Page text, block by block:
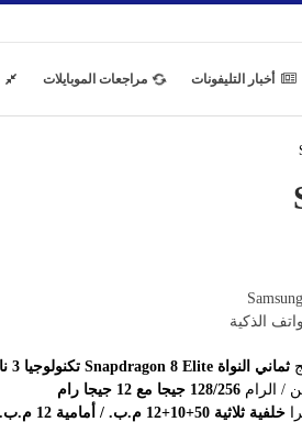
أخبار التليفونات مراجعات الموبايلات
Samsung
الذكية
ثماني النواة Snapdragon 8 Elite تكنولوجيا 3 نانو
/ الرام 128/256 جيجا مع 12 جيجا رام
خلفية ثلاثية 50+10+12 م.ب. / أمامية 12 م.ب.